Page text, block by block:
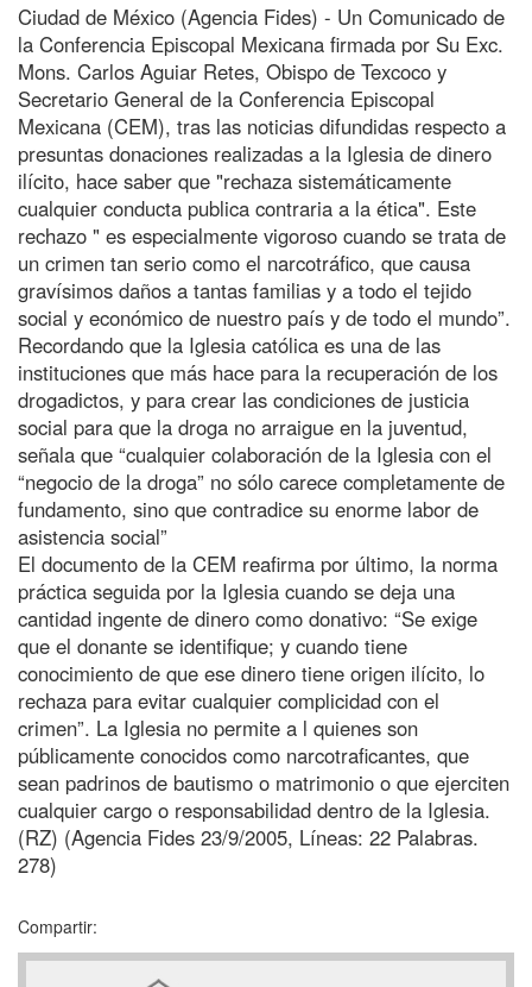
Ciudad de México (Agencia Fides) - Un Comunicado de
la Conferencia Episcopal Mexicana firmada por Su Exc.
Mons. Carlos Aguiar Retes, Obispo de Texcoco y
Secretario General de la Conferencia Episcopal
Mexicana (CEM), tras las noticias difundidas respecto a
presuntas donaciones realizadas a la Iglesia de dinero
ilícito, hace saber que "rechaza sistemáticamente
cualquier conducta publica contraria a la ética". Este
rechazo " es especialmente vigoroso cuando se trata de
un crimen tan serio como el narcotráfico, que causa
gravísimos daños a tantas familias y a todo el tejido
social y económico de nuestro país y de todo el mundo”.
Recordando que la Iglesia católica es una de las
instituciones que más hace para la recuperación de los
drogadictos, y para crear las condiciones de justicia
social para que la droga no arraigue en la juventud,
señala que “cualquier colaboración de la Iglesia con el
“negocio de la droga” no sólo carece completamente de
fundamento, sino que contradice su enorme labor de
asistencia social”
El documento de la CEM reafirma por último, la norma
práctica seguida por la Iglesia cuando se deja una
cantidad ingente de dinero como donativo: “Se exige
que el donante se identifique; y cuando tiene
conocimiento de que ese dinero tiene origen ilícito, lo
rechaza para evitar cualquier complicidad con el
crimen”. La Iglesia no permite a l quienes son
públicamente conocidos como narcotraficantes, que
sean padrinos de bautismo o matrimonio o que ejerciten
cualquier cargo o responsabilidad dentro de la Iglesia.
(RZ) (Agencia Fides 23/9/2005, Líneas: 22 Palabras.
278)
Compartir: